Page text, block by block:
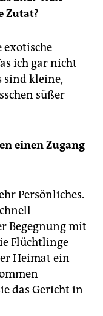
Zutat?
exotische
ich gar nicht
sind kleine,
süßer
einen Zugang
Persönliches.
Begegnung mit
Flüchtlinge
Heimat ein
das Gericht in